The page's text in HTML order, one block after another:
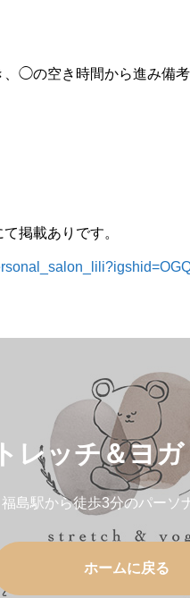
◯の空き時間から進み備
掲載ありです。
レッチ＆ヨガ
福島駅から徒歩3分のパーソ
ホームに戻る